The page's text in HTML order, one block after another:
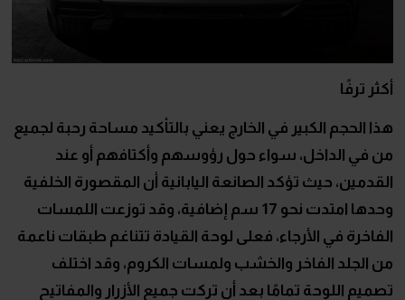
أكثر ترفًا
هذا الحجم الكبير في الخارج يعني بالتأكيد مساحة رحبة لجميع
من في الداخل، سواء حول رؤوسهم وأكتافهم أو عند
القدمين، حيث تؤكد الصانعة اليابانية أن المقصورة الخلفية
وحدها امتدت نحو 17 سم إضافية، وقد توزعت اللمسات
الفاخرة في الأرجاء، فعلى لوحة القيادة تتناغم طبقات ناعمة
من الجلد الفاخر والخشب ولمسات الكروم، وقد اختلف
تصميم اللوحة تمامًا بعد أن تركت جميع الأزرار والمفاتيح